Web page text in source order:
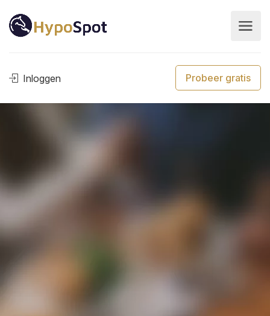
Inloggen Probeer gratis